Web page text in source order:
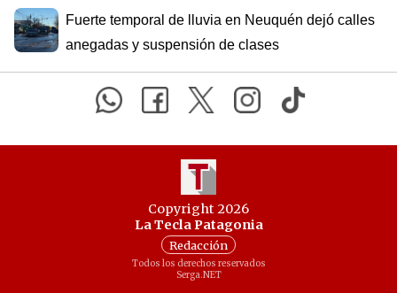
Fuerte temporal de lluvia en Neuquén dejó calles
anegadas y suspensión de clases
Copyright 2026
La Tecla Patagonia
Redacción
Todos los derechos reservados
Serga.NET